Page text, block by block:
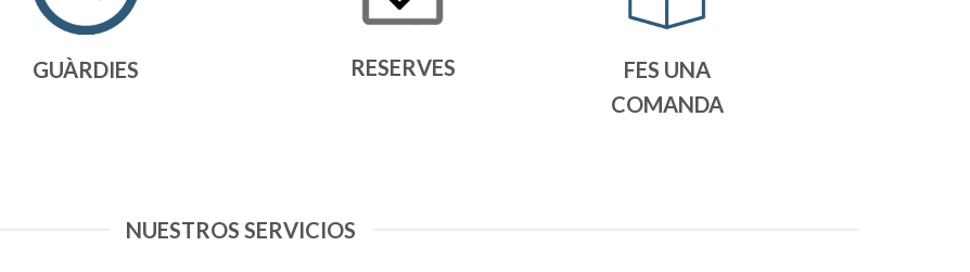
GUÀRDIES RESERVES
FES UNA
COMANDA
NUESTROS SERVICIOS